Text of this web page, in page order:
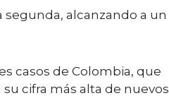
segunda, alcanzando a un
casos de Colombia, que
cifra más alta de nuevos